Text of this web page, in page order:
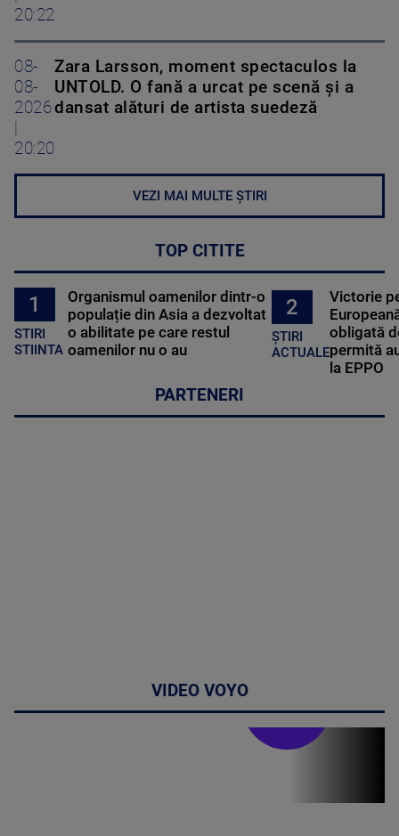
20:22
08-
08-
2026
20:20
Zara Larsson, moment spectaculos la
UNTOLD. O fană a urcat pe scenă și a
dansat alături de artista suedeză
VEZI MAI MULTE ȘTIRI
TOP CITITE
1
STIRI
STIINTA
Organismul oamenilor dintr-o
populație din Asia a dezvoltat
o abilitate pe care restul
oamenilor nu o au
2
ȘTIRI
ACTUALE
Victorie
obligată
permită
la EPPO
PARTENERI
VIDEO VOYO